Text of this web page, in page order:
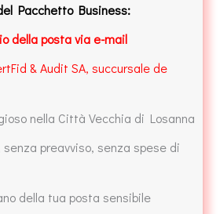
Pacchetto Business:
della posta via e-mail
& Audit SA, succursale de
nella Città Vecchia di Losanna
senza preavviso, senza spese di
della tua posta sensibile